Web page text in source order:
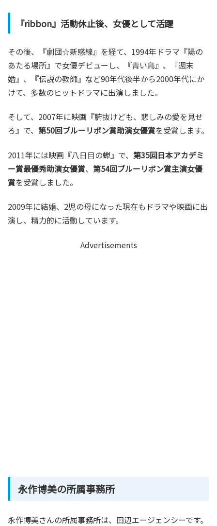
『ribbon』活動休止後、女優として活躍
その後、『劇団☆新感線』を経て、1994年ドラマ『陽の
あたる場所』で女優デビューし、『青い鳥』、『週末
婚』、『伝説の教師』など90年代後半から2000年代にか
けて、多数のヒットドラマに出演しました。
そして、2007年に映画『腑抜けども、悲しみの愛を見せ
ろ』で、 第50回ブルーリボン賞助演女優賞を受賞します。
2011年には映画『八日目の蝉』で、 第35回日本アカデミ
ー賞最優秀助演女優賞、 第54回ブルーリボン賞主演女優
賞を受賞しました。
2009年に結婚、2児の母になった現在もドラマや映画に出
演し、精力的に活動しています。
Advertisements
永作博美の所属事務所
永作博美さんの所属事務所は、田辺エージェンシーです。